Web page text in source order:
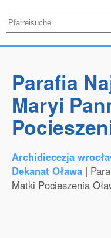
Parafia
Maryi
Archidiecezja
Dekanat Oława |
Matki Pocieszenia